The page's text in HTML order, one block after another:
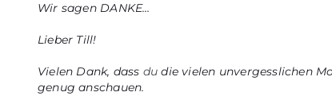
Wir sagen DANKE…
Lieber Till!
Vielen Dank, dass du die vielen unvergesslichen
genug anschauen.